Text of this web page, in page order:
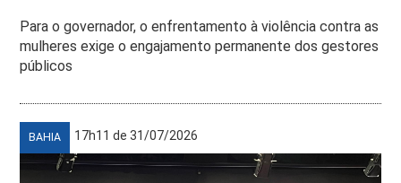
Para o governador, o enfrentamento à violência contra as
mulheres exige o engajamento permanente dos gestores
públicos
BAHIA 17h11 de 31/07/2026